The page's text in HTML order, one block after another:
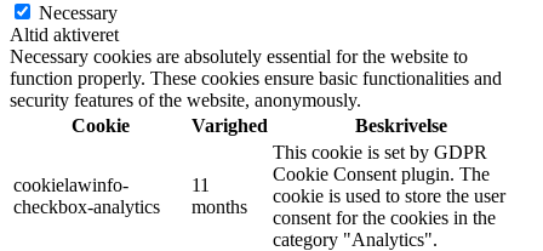
Necessary
Altid aktiveret
Necessary cookies are absolutely essential for the website to
function properly. These cookies ensure basic functionalities and
security features of the website, anonymously.
Cookie
Varighed Beskrivelse
cookielawinfo-
checkbox-analytics
11
months
This cookie is set by GDPR
Cookie Consent plugin. The
cookie is used to store the user
consent for the cookies in the
category "Analytics".